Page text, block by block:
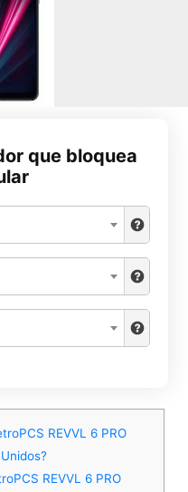
que bloquea
REVVL 6 PRO
REVVL 6 PRO